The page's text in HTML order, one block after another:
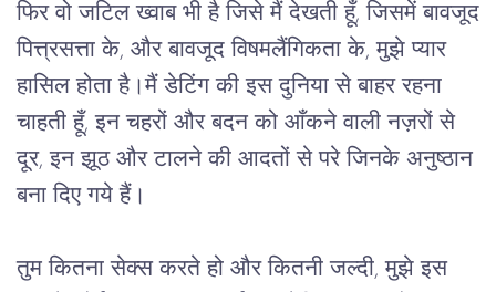
फिर वो जटिल ख्वाब भी है जिसे मैं देखती हूँ, जिसमें बावजूद
पित्त्रसत्ता के, और बावजूद विषमलैंगिकता के, मुझे प्यार
हासिल होता है।मैं डेटिंग की इस दुनिया से बाहर रहना
चाहती हूँ, इन चहरों और बदन को आँकने वाली नज़रों से
दूर, इन झूठ और टालने की आदतों से परे जिनके अनुष्ठान
बना दिए गये हैं।
तुम कितना सेक्स करते हो और कितनी जल्दी, मुझे इस